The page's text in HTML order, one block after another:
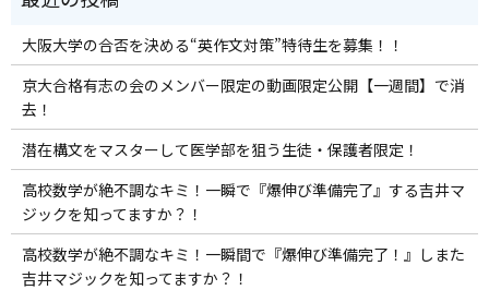
大阪大学の合否を決める“英作文対策”特待生を募集！！
京大合格有志の会のメンバー限定の動画限定公開【一週間】で消
去！
潜在構文をマスターして医学部を狙う生徒・保護者限定！
高校数学が絶不調なキミ！一瞬で『爆伸び準備完了』する吉井マ
ジックを知ってますか？！
高校数学が絶不調なキミ！一瞬間で『爆伸び準備完了！』しまた
吉井マジックを知ってますか？！